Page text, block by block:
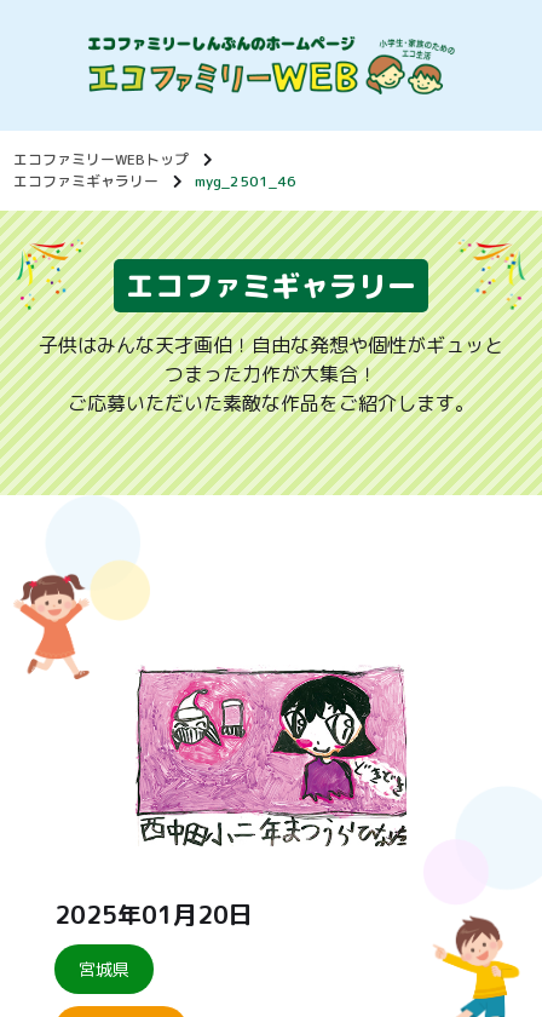
エコファミリーWEBトップ
エコファミギャラリー
myg_2501_46
エコファミギャラリー
子供はみんな天才画伯！自由な発想や個性がギュッと
つまった力作が大集合！
ご応募いただいた素敵な作品をご紹介します。
2025年01月20日
宮城県